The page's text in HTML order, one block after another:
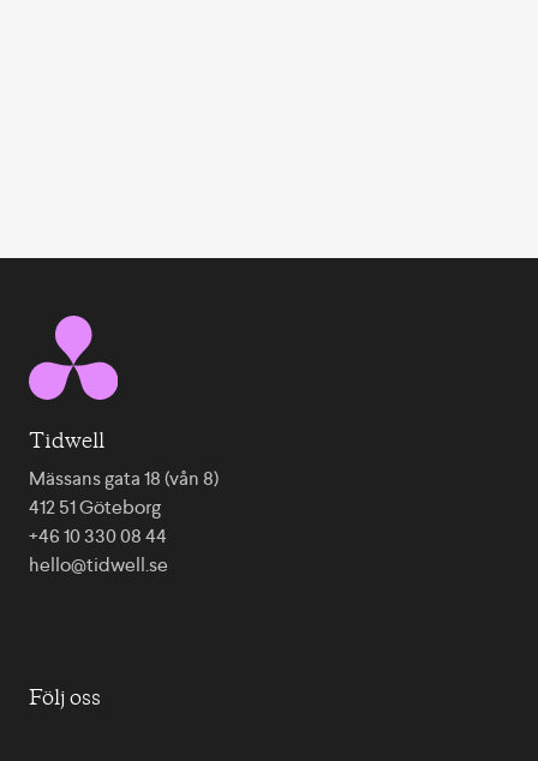
Tidwell
Mässans gata 18 (vån 8)
412 51 Göteborg
+46 10 330 08 44
hello@tidwell.se
Följ oss